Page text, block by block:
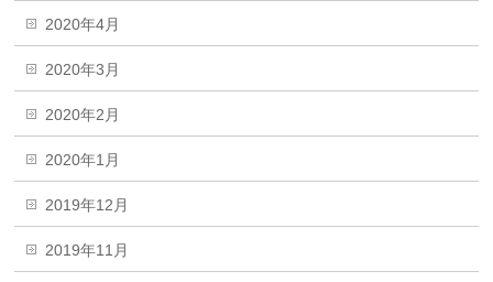
2020年4月
2020年3月
2020年2月
2020年1月
2019年12月
2019年11月